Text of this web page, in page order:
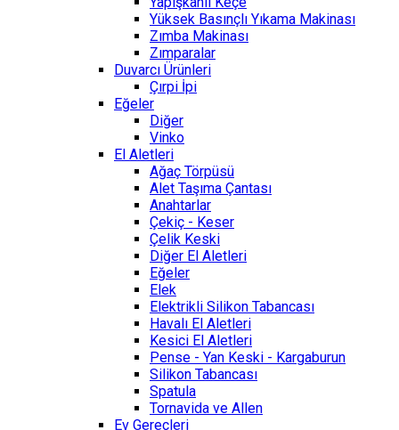
Yüksek Basınçlı Yıkama Makinası
Zımba Makinası
Zımparalar
Duvarcı Ürünleri
Çırpi İpi
Eğeler
Diğer
Vinko
El Aletleri
Ağaç Törpüsü
Alet Taşıma Çantası
Anahtarlar
Çekiç - Keser
Çelik Keski
Diğer El Aletleri
Eğeler
Elek
Elektrikli Silikon Tabancası
Havalı El Aletleri
Kesici El Aletleri
Pense - Yan Keski - Kargaburun
Silikon Tabancası
Spatula
Tornavida ve Allen
Ev Gereçleri